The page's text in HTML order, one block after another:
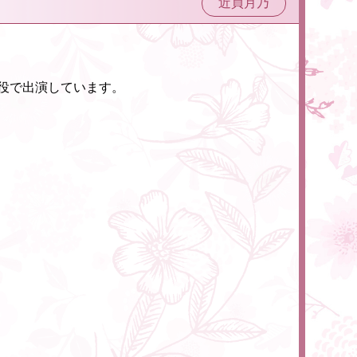
近貞月乃
出演しています。